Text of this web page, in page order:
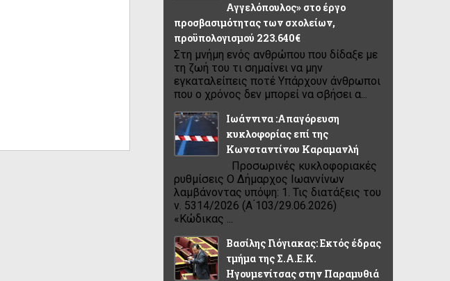
Αγγελόπουλος» στο έργο
προσβασιμότητας των σχολείων,
προϋπολογισμού 223.640€
Στη μνήμη ενός ανθρώπου που δίδαξε με
τη ζωή του τι σημαίνει να μην
εγκαταλείπεις ποτέ Υπάρχουν άνθρωποι
που ο χρόνος δεν μπορεί να σβήσει α...
Ιωάννινα :Απαγόρευση
κυκλοφορίας επί της
Κωνσταντίνου Καραμανλή
Προσωρινές κυκλοφοριακές
ρυθμίσεις Ο Δήμαρχος Ιωαννίνων
λαμβάνοντας υπόψη: 1. Τις διατάξεις του
ν. 5314/2026 (Α ́103/29.06.2026)
«Κώδικας ...
Βασίλης Γιόγιακας: Εκτός έδρας
τμήμα της Σ.Α.Ε.Κ.
Ηγουμενίτσας στην Παραμυθιά